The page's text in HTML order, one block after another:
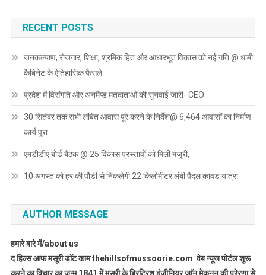
RECENT POSTS
जनकल्याण, रोजगार, शिक्षा, श्रमिक हित और आधारभूत विकास को नई गति @ धामी
कैबिनेट के ऐतिहासिक फैसले
प्रदेश में विसंगति और अनमैप्ड मतदाताओं की सुनवाई जारी- CEO
30 सितंबर तक सभी लंबित आवास पूरे करने के निर्देश@ 6,464 आवासों का निर्माण
कार्य पूरा
एमडीडीए बोर्ड बैठक @ 25 विकास प्रस्तावों को मिली मंजूरी,
10 अगस्त को हर की पौड़ी से निकलेगी 22 किलोमीटर लंबी पैदल कावड़ यात्रा
AUTHOR MESSAGE
हमारे बारे में/about us
द हिल्स आफ मसूरी डाॅट काम thehillsofmussoorie.com वेब न्यूज पोर्टल शुरू